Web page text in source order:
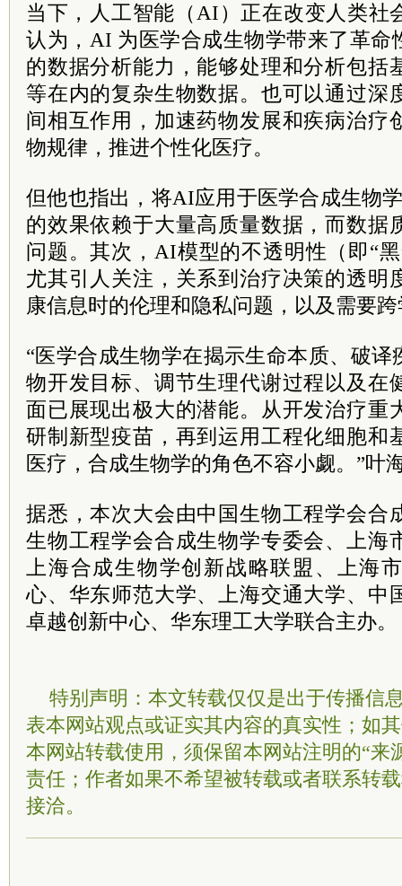
当下，人工智能（AI）正在改变人类社
认为，AI 为医学合成生物学带来了革命
的数据分析能力，能够处理和分析包括
等在内的复杂生物数据。也可以通过深
间相互作用，加速药物发展和疾病治疗
物规律，推进个性化医疗。
但他也指出，将AI应用于医学合成生物
的效果依赖于大量高质量数据，而数据
问题。其次，AI模型的不透明性（即“
尤其引人关注，关系到治疗决策的透明
康信息时的伦理和隐私问题，以及需要
“医学合成生物学在揭示生命本质、破
物开发目标、调节生理代谢过程以及在
面已展现出极大的潜能。从开发治疗重
研制新型疫苗，再到运用工程化细胞和
医疗，合成生物学的角色不容小觑。”叶
据悉，本次大会由中国生物工程学会合
生物工程学会合成生物学专委会、上海
上海合成生物学创新战略联盟、上海
心、华东师范大学、上海交通大学、中
卓越创新中心、华东理工大学联合主办。
特别声明：本文转载仅仅是出于传播信
表本网站观点或证实其内容的真实性；如
本网站转载使用，须保留本网站注明的“来
责任；作者如果不希望被转载或者联系转
接洽。